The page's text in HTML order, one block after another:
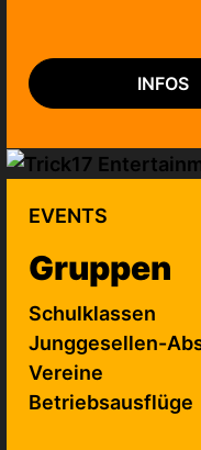
INFOS
EVENTS
Gruppen
Schulklassen
Junggesellen-
Vereine
Betriebsausflüge